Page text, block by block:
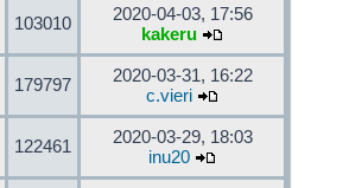
103010
2020-04-03, 17:56
kakeru
179797
2020-03-31, 16:22
c.vieri
122461
2020-03-29, 18:03
inu20